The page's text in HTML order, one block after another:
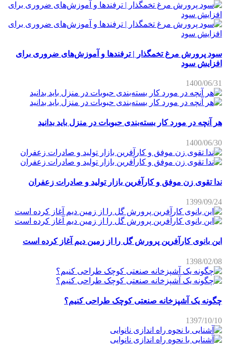
سود پرورش مرغ تخمگذار | ترفندها و آموزش‌های ضروری برای
افزایش سود
1400/06/31
هر آنچه در مورد کار بسته‌بندی حبوبات در منزل باید بدانید
1400/06/30
ندا تقوی زن موفق و کارآفرین بازار تولید و صادرات زعفران
1399/09/24
این بانوی کارآفرین پرورش گل را از زمین دیم آغاز کرده است
1398/02/08
چگونه یک آشپزخانه صنعتی کوچک طراحی کنیم؟
1397/10/10